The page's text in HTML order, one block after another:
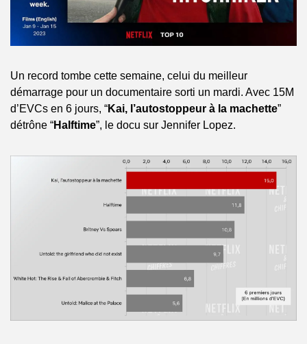
Un record tombe cette semaine, celui du meilleur
démarrage pour un documentaire sorti un mardi. Avec 15M
d’EVCs en 6 jours, “Kai, l’autostoppeur à la machette”
détrône “Halftime”, le docu sur Jennifer Lopez.